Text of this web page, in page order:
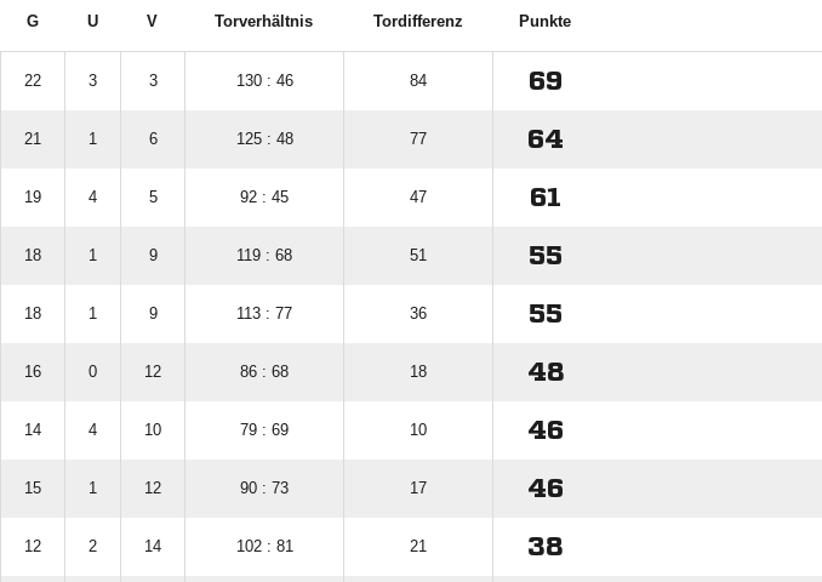
G U V Torverhältnis Tordifferenz Punkte
22 3 3 130 : 46 84 69
21 1 6 125 : 48 77 64
19 4 5 92 : 45 47 61
18 1 9 119 : 68 51 55
18 1 9 113 : 77 36 55
16 0 12 86 : 68 18 48
14 4 10 79 : 69 10 46
15 1 12 90 : 73 17 46
12 2 14 102 : 81 21 38